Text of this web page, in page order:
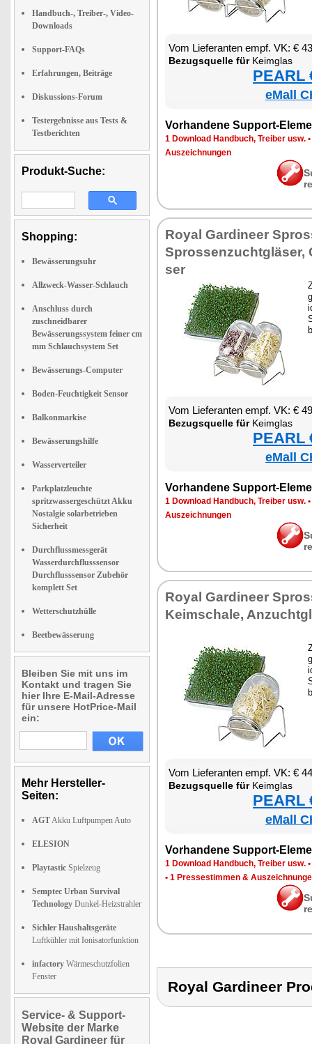
Handbuch-, Treiber-, Video-
Downloads
Support-FAQs
Erfahrungen, Beiträge
Diskussions-Forum
Testergebnisse aus Tests &
Testberichten
Produkt-Suche:
Shopping:
Bewässerungsuhr
Allzweck-Wasser-Schlauch
Anschluss durch
zuschneidbarer
Bewässerungssystem feiner cm
mm Schlauchsystem Set
Bewässerungs-Computer
Boden-Feuchtigkeit Sensor
Balkonmarkise
Bewässerungshilfe
Wasserverteiler
Parkplatzleuchte
spritzwassergeschützt Akku
Nostalgie solarbetrieben
Sicherheit
Durchflussmessgerät
Wasserdurchflusssensor
Durchflusssensor Zubehör
komplett Set
Wetterschutzhülle
Beetbewässerung
Bleiben Sie mit uns im
Kontakt und tragen Sie
hier Ihre E-Mail-Adresse
für unsere HotPrice-Mail
ein:
Mehr Hersteller-
Seiten:
AGTAkku Luftpumpen Auto
ELESION
Playtastic Spielzeug
Semptec Urban Survival
Technology Dunkel-Heizstrahler
Sichler Haushaltsgeräte
Luftkühler mit Ionisatorfunktion
infactory Wärmeschutzfolien
Fenster
Service- & Support-
Website der Marke
Royal Gardineer für
Vom Lie­fe­ran­ten empf. VK: €
Be­zugs­quel­le fürKeim­glas
PEARL
eMall
Vor­han­de­ne Sup­port-
1 Down­load Hand­buch, Trei­ber usw. •
Aus­zeich­nun­gen
Roy­al Gar­dineer
Spross­en­zucht­glä­ser,
ser
Vom Lie­fe­ran­ten empf. VK: €
Be­zugs­quel­le fürKeim­glas
PEARL
eMall
Vor­han­de­ne Sup­port-
1 Down­load Hand­buch, Trei­ber usw. •
Aus­zeich­nun­gen
Roy­al Gar­dineer
Keim­scha­le,
Vom Lie­fe­ran­ten empf. VK: €
Be­zugs­quel­le fürKeim­glas
PEARL
eMall
Vor­han­de­ne Sup­port-
1 Down­load Hand­buch, Trei­ber usw. •
• 1 Pres­se­stim­men &
Royal Gardineer